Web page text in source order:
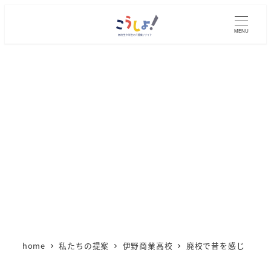
MENU
home 私たちの提案 伊野商業高校
廃校で昔を感じ